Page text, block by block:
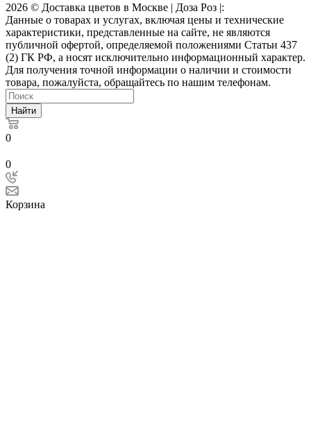
2026 © Доставка цветов в Москве | Доза Роз |:
Данные о товарах и услугах, включая цены и технические
характеристики, представленные на сайте, не являются
публичной офертой, определяемой положениями Статьи 437
(2) ГК РФ, а носят исключительно информационный характер.
Для получения точной информации о наличии и стоимости
товара, пожалуйста, обращайтесь по нашим телефонам.
Найти
0
0
Корзина